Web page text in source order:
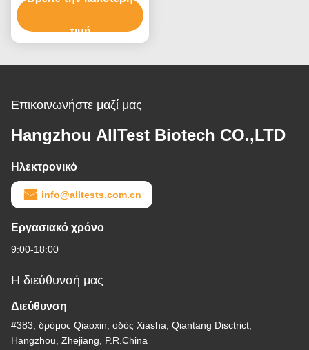
τιμή
Επικοινωνήστε μαζί μας
Hangzhou AllTest Biotech CO.,LTD
Ηλεκτρονικό
info@alltests.com.cn
Εργασιακό χρόνο
9:00-18:00
Η διεύθυνσή μας
Διεύθυνση
#383, δρόμος Qiaoxin, οδός Xiasha, Qiantang Disctrict,
Hangzhou, Zhejiang, P.R.China